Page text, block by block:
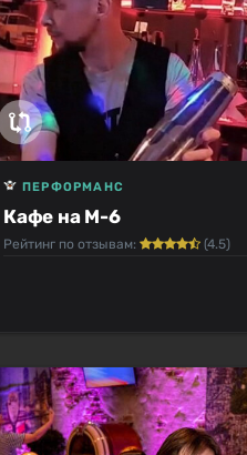
Кафе на М-6
ПЕРФОРМАНС
Рейтинг по отзывам: (4.5)